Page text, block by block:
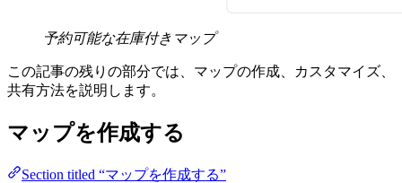
予約可能な在庫付きマップ
この記事の残りの部分では、マップの作成、カスタマイズ、
共有方法を説明します。
マップを作成する
Section titled “マップを作成する”